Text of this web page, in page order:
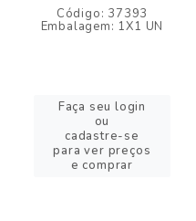
Código: 37393
Embalagem: 1X1 UN
Faça seu login
ou
cadastre-se
para ver preços
e comprar